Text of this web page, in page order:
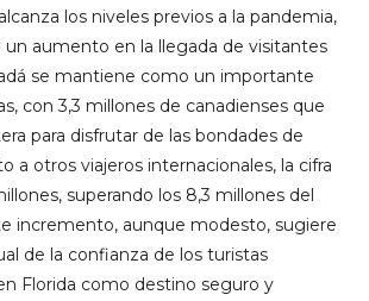
los niveles previos a la pandemia,
un aumento en la llegada de visitantes
se mantiene como un importante
con 3,3 millones de canadienses que
para disfrutar de las bondades de
a otros viajeros internacionales, la cifra
superando los 8,3 millones del
incremento, aunque modesto, sugiere
de la confianza de los turistas
Florida como destino seguro y